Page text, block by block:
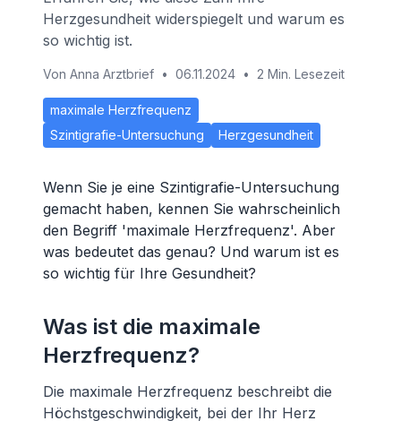
Herzgesundheit widerspiegelt und warum es
so wichtig ist.
Von Anna Arztbrief • 06.11.2024 • 2 Min. Lesezeit
maximale Herzfrequenz
Szintigrafie-Untersuchung
Herzgesundheit
Wenn Sie je eine Szintigrafie-Untersuchung
gemacht haben, kennen Sie wahrscheinlich
den Begriff 'maximale Herzfrequenz'. Aber
was bedeutet das genau? Und warum ist es
so wichtig für Ihre Gesundheit?
Was ist die maximale
Herzfrequenz?
Die maximale Herzfrequenz beschreibt die
Höchstgeschwindigkeit, bei der Ihr Herz